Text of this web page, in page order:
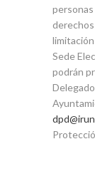
Sede
podrán